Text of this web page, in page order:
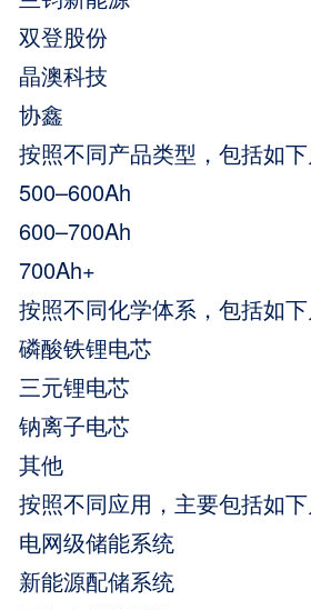
双登股份
晶澳科技
协鑫
按照不同产品类型，包括如下
500–600Ah
600–700Ah
700Ah+
按照不同化学体系，包括如下
磷酸铁锂电芯
三元锂电芯
钠离子电芯
其他
按照不同应用，主要包括如下
电网级储能系统
新能源配储系统